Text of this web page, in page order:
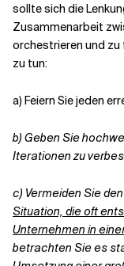
sollte sich die
Zusammenarbeit
orchestrieren und zu
zu tun:
a) Feiern Sie jeden
b) Geben Sie
Iterationen zu
c) Vermeiden Sie
Situation, die oft
Unternehmen in
betrachten Sie es